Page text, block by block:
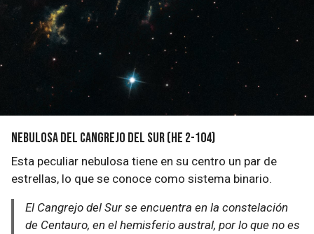
Nebulosa del Cangrejo del Sur (He 2-104)
Esta peculiar nebulosa tiene en su centro un par de
estrellas, lo que se conoce como sistema binario.
El Cangrejo del Sur se encuentra en la constelación
de Centauro, en el hemisferio austral, por lo que no es